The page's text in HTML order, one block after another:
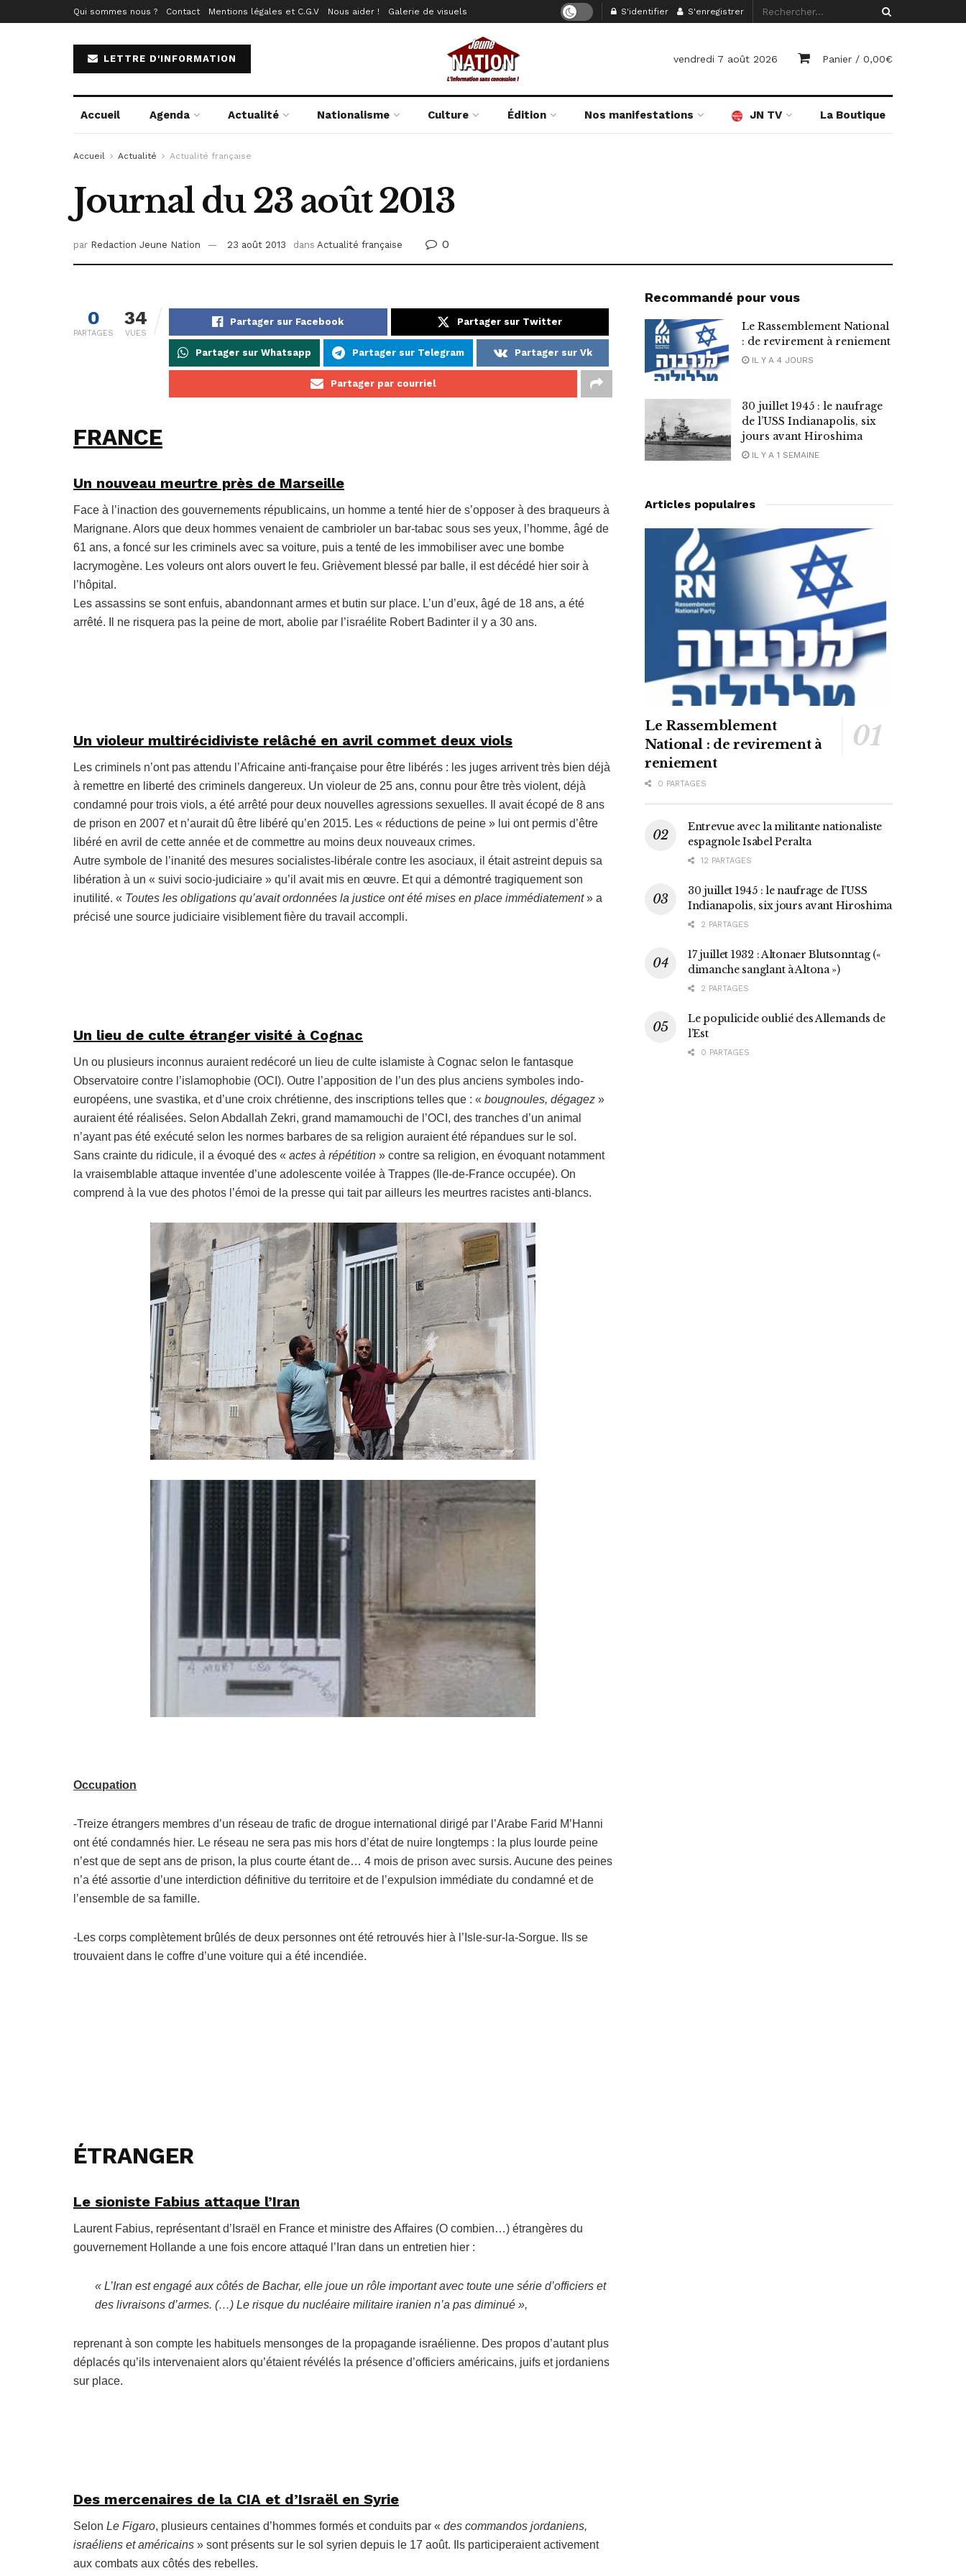
Qui sommes nous ? Contact Mentions légales et C.G.V Nous aider ! Galerie de visuels S'identifier S'enregistrer
LETTRE D'INFORMATION vendredi 7 août 2026 Panier / 0,00€
Accueil Agenda Actualité Nationalisme Culture Édition Nos manifestations JN TV La Boutique
Accueil Actualité Actualité française
Journal du 23 août 2013
par Redaction Jeune Nation 23 août 2013 dans Actualité française 0
0
PARTAGES
34
VUES
Partager sur Facebook Partager sur Twitter
Partager sur Whatsapp Partager sur Telegram Partager sur Vk
Partager par courriel
FRANCE
Un nouveau meurtre près de Marseille
Face à l’inaction des gouvernements républicains, un homme a tenté hier de s’opposer à des braqueurs à
Marignane. Alors que deux hommes venaient de cambrioler un bar-tabac sous ses yeux, l’homme, âgé de
61 ans, a foncé sur les criminels avec sa voiture, puis a tenté de les immobiliser avec une bombe
lacrymogène. Les voleurs ont alors ouvert le feu. Grièvement blessé par balle, il est décédé hier soir à
l’hôpital.
Les assassins se sont enfuis, abandonnant armes et butin sur place. L’un d’eux, âgé de 18 ans, a été
arrêté. Il ne risquera pas la peine de mort, abolie par l’israélite Robert Badinter il y a 30 ans.
Un violeur multirécidiviste relâché en avril commet deux viols
Les criminels n’ont pas attendu l’Africaine anti-française pour être libérés : les juges arrivent très bien déjà
à remettre en liberté des criminels dangereux. Un violeur de 25 ans, connu pour être très violent, déjà
condamné pour trois viols, a été arrêté pour deux nouvelles agressions sexuelles. Il avait écopé de 8 ans
de prison en 2007 et n’aurait dû être libéré qu’en 2015. Les « réductions de peine » lui ont permis d’être
libéré en avril de cette année et de commettre au moins deux nouveaux crimes.
Autre symbole de l’inanité des mesures socialistes-libérale contre les asociaux, il était astreint depuis sa
libération à un « suivi socio-judiciaire » qu’il avait mis en œuvre. Et qui a démontré tragiquement son
inutilité. « Toutes les obligations qu’avait ordonnées la justice ont été mises en place immédiatement» a
précisé une source judiciaire visiblement fière du travail accompli.
Un lieu de culte étranger visité à Cognac
Un ou plusieurs inconnus auraient redécoré un lieu de culte islamiste à Cognac selon le fantasque
Observatoire contre l’islamophobie (OCI). Outre l’apposition de l’un des plus anciens symboles indo-
européens, une svastika, et d’une croix chrétienne, des inscriptions telles que : « bougnoules, dégagez »
auraient été réalisées. Selon Abdallah Zekri, grand mamamouchi de l’OCI, des tranches d’un animal
n’ayant pas été exécuté selon les normes barbares de sa religion auraient été répandues sur le sol.
Sans crainte du ridicule, il a évoqué des « actes à répétition » contre sa religion, en évoquant notamment
la vraisemblable attaque inventée d’une adolescente voilée à Trappes (Ile-de-France occupée). On
comprend à la vue des photos l’émoi de la presse qui tait par ailleurs les meurtres racistes anti-blancs.
Occupation
-Treize étrangers membres d’un réseau de trafic de drogue international dirigé par l’Arabe Farid M’Hanni
ont été condamnés hier. Le réseau ne sera pas mis hors d’état de nuire longtemps : la plus lourde peine
n’est que de sept ans de prison, la plus courte étant de… 4 mois de prison avec sursis. Aucune des peines
n’a été assortie d’une interdiction définitive du territoire et de l’expulsion immédiate du condamné et de
l’ensemble de sa famille.
-Les corps complètement brûlés de deux personnes ont été retrouvés hier à l’Isle-sur-la-Sorgue. Ils se
trouvaient dans le coffre d’une voiture qui a été incendiée.
ÉTRANGER
Le sioniste Fabius attaque l’Iran
Laurent Fabius, représentant d’Israël en France et ministre des Affaires (O combien…) étrangères du
gouvernement Hollande a une fois encore attaqué l’Iran dans un entretien hier :
« L’Iran est engagé aux côtés de Bachar, elle joue un rôle important avec toute une série d’officiers et
des livraisons d’armes. (…) Le risque du nucléaire militaire iranien n’a pas diminué »,
reprenant à son compte les habituels mensonges de la propagande israélienne. Des propos d’autant plus
déplacés qu’ils intervenaient alors qu’étaient révélés la présence d’officiers américains, juifs et jordaniens
sur place.
Des mercenaires de la CIA et d’Israël en Syrie
Selon Le Figaro, plusieurs centaines d’hommes formés et conduits par « des commandos jordaniens,
israéliens et américains » sont présents sur le sol syrien depuis le 17 août. Ils participeraient activement
aux combats aux côtés des rebelles.
Recommandé pour vous
Le Rassemblement National
: de revirement à reniement
IL Y A 4 JOURS
30 juillet 1945 : le naufrage
de l’USS Indianapolis, six
jours avant Hiroshima
IL Y A 1 SEMAINE
Articles populaires
Le Rassemblement
National : de revirement à
reniement
0 PARTAGES
Entrevue avec la militante nationaliste
espagnole Isabel Peralta
12 PARTAGES
30 juillet 1945 : le naufrage de l’USS
Indianapolis, six jours avant Hiroshima
2 PARTAGES
17 juillet 1932 : Altonaer Blutsonntag («
dimanche sanglant à Altona »)
2 PARTAGES
Le populicide oublié des Allemands de
l’Est
0 PARTAGES